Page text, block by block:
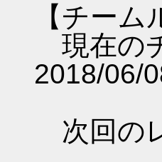
【チー
現在の
2018/06/
次回の